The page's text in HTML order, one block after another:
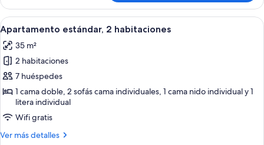
4
personnes
-
chambre
Abrir
todas
las
fotos
de
Apartamento
estándar,
2
habitaciones
Habitación de hotel con una cama
8
Apartamento estándar, 2 habitaciones
35 m²
2 habitaciones
7 huéspedes
1 cama doble, 2 sofás cama individuales, 1 cama nido individual y 1
litera individual
Wifi gratis
Ver más detalles
Más